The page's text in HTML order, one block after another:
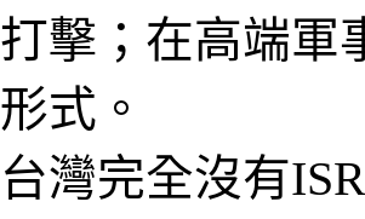
打擊；在高端軍
形式。
台灣完全沒有